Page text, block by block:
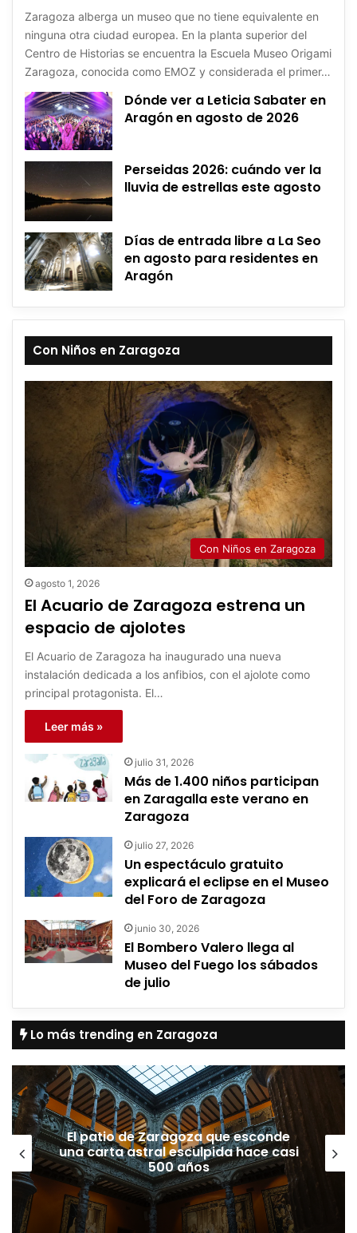
Zaragoza alberga un museo que no tiene equivalente en
ninguna otra ciudad europea. En la planta superior del
Centro de Historias se encuentra la Escuela Museo Origami
Zaragoza, conocida como EMOZ y considerada el primer…
Dónde ver a Leticia Sabater en
Aragón en agosto de 2026
Perseidas 2026: cuándo ver la
lluvia de estrellas este agosto
Días de entrada libre a La Seo
en agosto para residentes en
Aragón
Con Niños en Zaragoza
Con Niños en Zaragoza
agosto 1, 2026
El Acuario de Zaragoza estrena un
espacio de ajolotes
El Acuario de Zaragoza ha inaugurado una nueva
instalación dedicada a los anfibios, con el ajolote como
principal protagonista. El…
Leer más »
julio 31, 2026
Más de 1.400 niños participan
en Zaragalla este verano en
Zaragoza
julio 27, 2026
Un espectáculo gratuito
explicará el eclipse en el Museo
del Foro de Zaragoza
junio 30, 2026
El Bombero Valero llega al
Museo del Fuego los sábados
de julio
Lo más trending en Zaragoza
El patio de Zaragoza que esconde
una carta astral esculpida hace casi
500 años